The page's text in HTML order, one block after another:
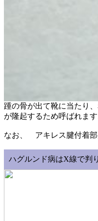
踵の骨が出て靴に当たり
が隆起するため呼ばれま
なお、 アキレス腱付着部
ハグルンド病はX線で判